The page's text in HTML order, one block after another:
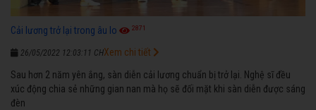
Cải lương trở lại trong âu lo 2871
26/05/2022 12:03:11 CH
Sau hơn 2 năm yên ắng, sàn diễn cải lương chuẩn bị trở lại. Nghệ sĩ đều
xúc động chia sẻ những gian nan mà họ sẽ đối mặt khi sàn diễn được sáng
đèn
Xem chi tiết